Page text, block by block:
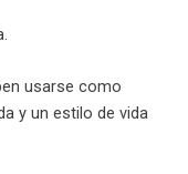
usarse como
y un estilo de vida